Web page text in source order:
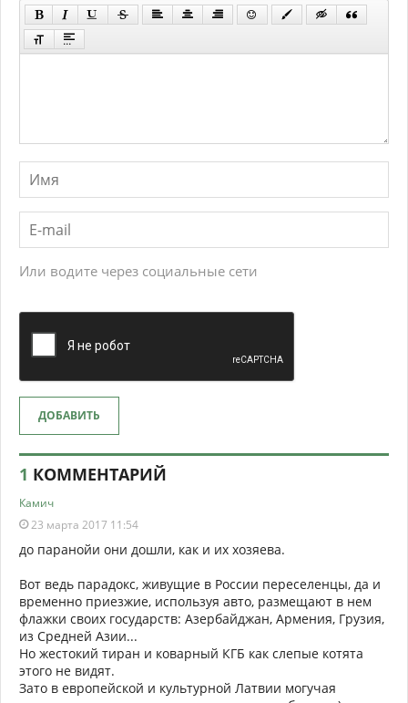
Или водите через социальные сети
ДОБАВИТЬ
1 КОММЕНТАРИЙ
Камич
23 марта 2017 11:54
до паранойи они дошли, как и их хозяева.
Вот ведь парадокс, живущие в России переселенцы, да и
временно приезжие, используя авто, размещают в нем
флажки своих государств: Азербайджан, Армения, Грузия,
из Средней Азии...
Но жестокий тиран и коварный КГБ как слепые котята
этого не видят.
Зато в европейской и культурной Латвии могучая